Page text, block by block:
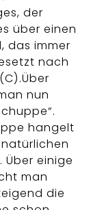
der
über einen
das immer
nach
nun
hangelt
Über einige
man
die